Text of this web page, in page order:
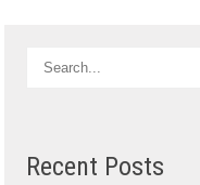
Recent Posts